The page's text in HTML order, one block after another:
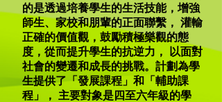
的是透過培養學生的生活技能，增強
師生、家校和朋輩的正面聯繫， 灌輸
正確的價值觀，鼓勵積極樂觀的態
度，從而提升學生的抗逆力， 以面對
社會的變遷和成長的挑戰。計劃為學
生提供了「發展課程」和「輔助課
程」， 主要對象是四至六年級的學